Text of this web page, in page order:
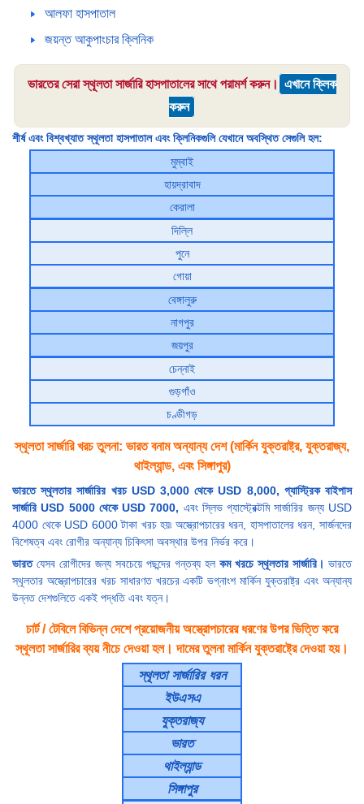
আলফা হাসপাতাল
জয়ন্ত আকুপাংচার ক্লিনিক
ভারতের সেরা স্থূলতা সার্জারি হাসপাতালের সাথে পরামর্শ করুন। এখানে ক্লিক
করুন
শীর্ষ এবং বিশ্বখ্যাত স্থূলতা হাসপাতাল এবং ক্লিনিকগুলি যেখানে অবস্থিত সেগুলি হল:
মুম্বাই
হায়দ্রাবাদ
কেরালা
দিল্লি
পুনে
গোয়া
বেঙ্গালুরু
নাগপুর
জয়পুর
চেন্নাই
গুড়গাঁও
চণ্ডীগড়
স্থূলতা সার্জারি খরচ তুলনা: ভারত বনাম অন্যান্য দেশ (মার্কিন যুক্তরাষ্ট্র, যুক্তরাজ্য,
থাইল্যান্ড, এবং সিঙ্গাপুর)
ভারতে স্থূলতার সার্জারির খরচ USD 3,000 থেকে USD 8,000, গ্যাস্ট্রিক বাইপাস
সার্জারি USD 5000 থেকে USD 7000, এবং স্লিভ গ্যাস্ট্রেক্টমি সার্জারির জন্য USD
4000 থেকে USD 6000 টাকা খরচ হয়৷ অস্ত্রোপচারের ধরন, হাসপাতালের ধরন, সার্জনদের
বিশেষত্ব এবং রোগীর অন্যান্য চিকিৎসা অবস্থার উপর নির্ভর করে।
ভারতযেসব রোগীদের জন্য সবচেয়ে পছন্দের গন্তব্য হল কম খরচে স্থূলতার সার্জারি। ভারতে
স্থূলতার অস্ত্রোপচারের খরচ সাধারণত খরচের একটি ভগ্নাংশ মার্কিন যুক্তরাষ্ট্র এবং অন্যান্য
উন্নত দেশগুলিতে একই পদ্ধতি এবং যত্ন।
চার্ট / টেবিলে বিভিন্ন দেশে প্রয়োজনীয় অস্ত্রোপচারের ধরণের উপর ভিত্তি করে
স্থূলতা সার্জারির ব্যয় নীচে দেওয়া হল। দামের তুলনা মার্কিন যুক্তরাষ্ট্রে দেওয়া হয়।
স্থূলতা সার্জারির ধরন
ইউএসএ
যুক্তরাজ্য
ভারত
থাইল্যান্ড
সিঙ্গাপুর